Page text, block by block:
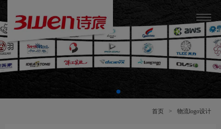
首页 > 物流logo设计